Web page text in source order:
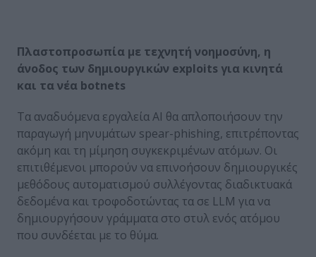
Πλαστοπροσωπία με τεχνητή νοημοσύνη, η
άνοδος των δημιουργικών exploits για κινητά
και τα νέα botnets
Τα αναδυόμενα εργαλεία AI θα απλοποιήσουν την
παραγωγή μηνυμάτων spear-phishing, επιτρέποντας
ακόμη και τη μίμηση συγκεκριμένων ατόμων. Οι
επιτιθέμενοι μπορούν να επινοήσουν δημιουργικές
μεθόδους αυτοματισμού συλλέγοντας διαδικτυακά
δεδομένα και τροφοδοτώντας τα σε LLM για να
δημιουργήσουν γράμματα στο στυλ ενός ατόμου
που συνδέεται με το θύμα.